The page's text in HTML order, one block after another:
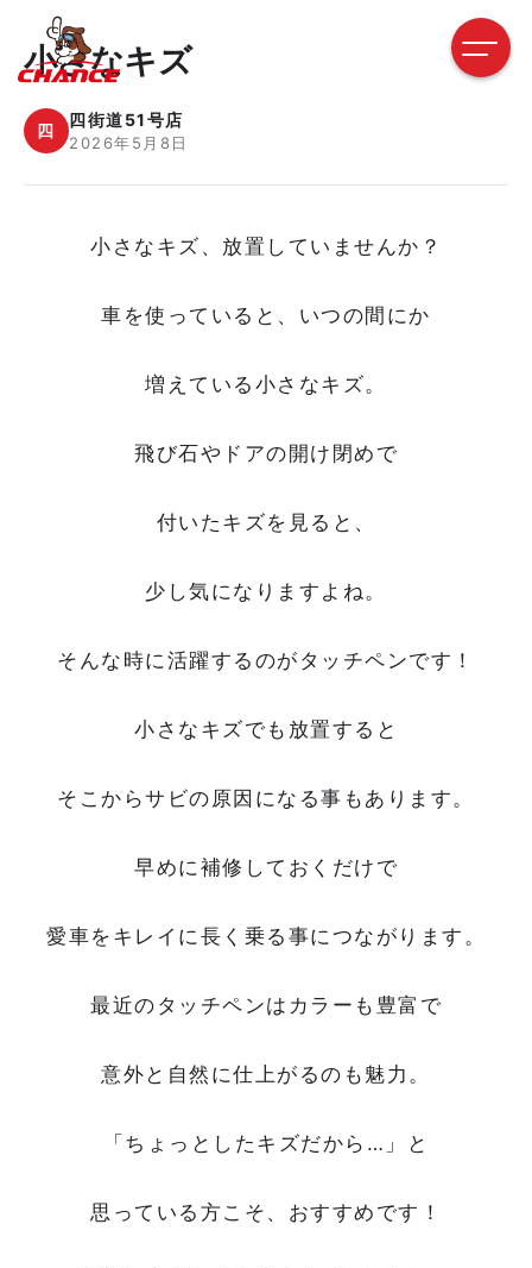
小さなキズ
四
四街道51号店
2026年5月8日
小さなキズ、放置していませんか？
車を使っていると、いつの間にか
増えている小さなキズ。
飛び石やドアの開け閉めで
付いたキズを見ると、
少し気になりますよね。
そんな時に活躍するのがタッチペンです！
小さなキズでも放置すると
そこからサビの原因になる事もあります。
早めに補修しておくだけで
愛車をキレイに長く乗る事につながります。
最近のタッチペンはカラーも豊富で
意外と自然に仕上がるのも魅力。
「ちょっとしたキズだから…」と
思っている方こそ、おすすめです！